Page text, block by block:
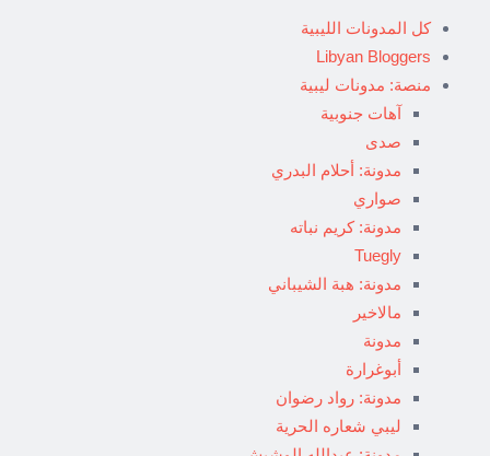
كل المدونات الليبية
Libyan Bloggers
منصة: مدونات ليبية
آهات جنوبية
صدى
مدونة: أحلام البدري
صواري
مدونة: كريم نباته
Tuegly
مدونة: هبة الشيباني
مالاخير
مدونة
أبوغرارة
مدونة: رواد رضوان
ليبي شعاره الحرية